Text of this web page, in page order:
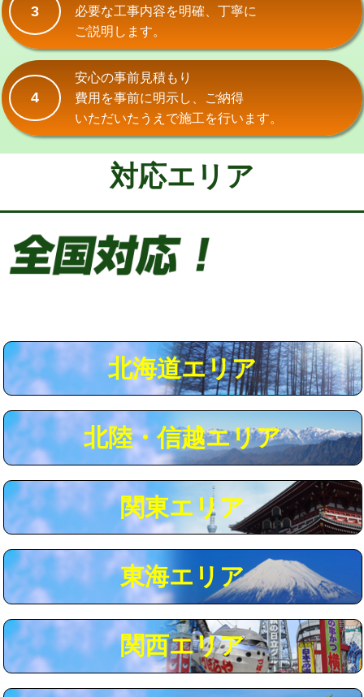
持込商品取付（浄水器・分岐水栓） 16,500円
給水管工事※（ホール加工)
給水管工事※（バンド止め)
給水管工事※（支持金具設置) 5,500円
給水管工事※（保温材使用（バンド止
め込み）)
5,500円
給水管工事※（土の掘削・埋め戻し作
11,000円
給水管工事※（塩ビ管（VP・HI）使
用/3ｍまで)
給水管工事※（ライニング鋼管・銅
管・ポリ管・HT管使用/3ｍまで)
44,000円
給水管工事※（ライニング鋼管・銅
+8,800円
マス交換（土の掘削・埋め戻し作業） 11,000円~
マス交換（深さ50㎝以上） 66,000円
コンクリート斫り（厚さ10㎝まで） 27,500円
コンクリート斫り（厚さ10㎝超え） 38,500円
モルタル補修（厚さ10㎝まで） 27,500円
モルタル補修（厚さ10㎝超え） 38,500円
追加人工 16,500円
3
必要な工事内容を明確、丁寧に
ご説明します。
4
安心の事前見積もり
費用を事前に明示し、ご納得
いただいたうえで施工を行います。
対応エリア
北海道エリア
北陸・信越エリア
関東エリア
東海エリア
関西エリア